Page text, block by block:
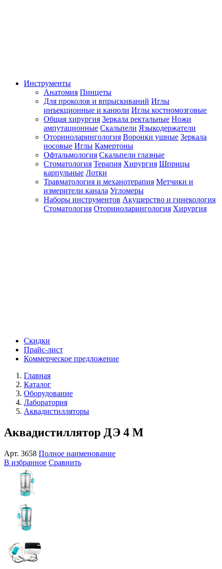
Инструменты
Анатомия Пинцеты
Для проколов и впрыскиваний Иглы
инъекционные и канюли Иглы костномозговые
Общая хирургия Зеркала ректальные Ножи
ампутационные Скальпели Языкодержатели
Оториноларингология Воронки ушные Зеркала
носовые Иглы Камертоны
Офтальмология Скальпели глазные
Стоматология Терапия Хирургия Шприцы
карпульные Лотки
Травматология и механотерапия Метчики и
измерители канала Угломеры
Наборы инструментов Акушерство и гинекология
Стоматология Оториноларингология Хирургия
Скидки
Прайс-лист
Коммерческое предложение
Главная
Каталог
Оборудование
Лаборатория
Аквадистилляторы
Аквадистиллятор ДЭ 4 М
Арт. 3658 Полное наименование
В избранное Сравнить